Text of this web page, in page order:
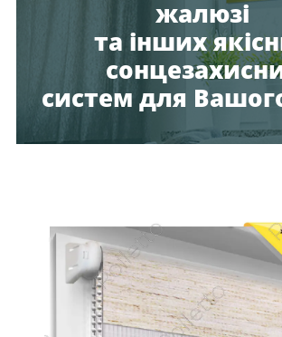
жалюзі
та інших
систем для